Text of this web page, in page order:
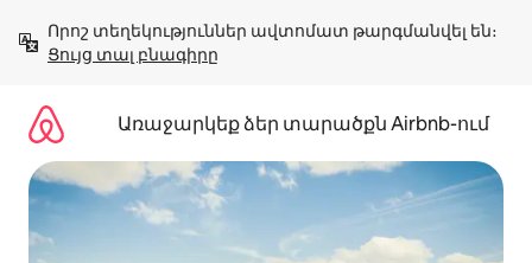
բովանդակությանը
Ցույց տալ բնագիրը
Առաջարկեք ձեր տարածքն Airbnb-ում